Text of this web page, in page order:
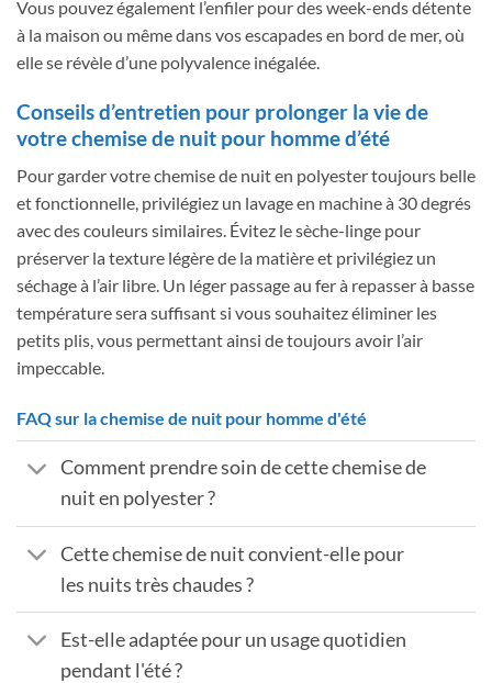
Vous pouvez également l’enfiler pour des week-ends détente
à la maison ou même dans vos escapades en bord de mer, où
elle se révèle d’une polyvalence inégalée.
Conseils d’entretien pour prolonger la vie de
votre chemise de nuit pour homme d’été
Pour garder votre chemise de nuit en polyester toujours belle
et fonctionnelle, privilégiez un lavage en machine à 30 degrés
avec des couleurs similaires. Évitez le sèche-linge pour
préserver la texture légère de la matière et privilégiez un
séchage à l’air libre. Un léger passage au fer à repasser à basse
température sera suffisant si vous souhaitez éliminer les
petits plis, vous permettant ainsi de toujours avoir l’air
impeccable.
FAQ sur la chemise de nuit pour homme d'été
Comment prendre soin de cette chemise de
nuit en polyester ?
Cette chemise de nuit convient-elle pour
les nuits très chaudes ?
Est-elle adaptée pour un usage quotidien
pendant l'été ?